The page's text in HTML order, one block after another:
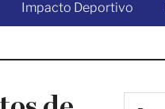
Impacto Deportivo